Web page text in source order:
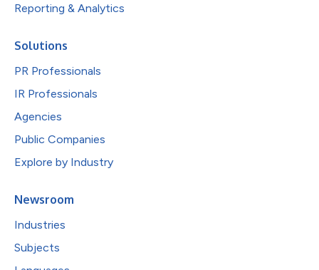
Reporting & Analytics
Solutions
PR Professionals
IR Professionals
Agencies
Public Companies
Explore by Industry
Newsroom
Industries
Subjects